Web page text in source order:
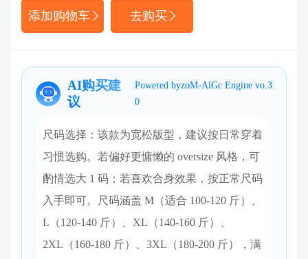
添加购物车 去购买
AI购买建
议
Powered byzoM-AlGc Engine vo.3
0
尺码选择：该款为宽松版型，建议按日常穿着
习惯选购。若偏好更慵懒的 oversize 风格，可
酌情选大 1 码；若喜欢合身效果，按正常尺码
入手即可。尺码涵盖 M（适合 100-120 斤）、
L（120-140 斤）、XL（140-160 斤）、
2XL（160-180 斤）、3XL（180-200 斤），满